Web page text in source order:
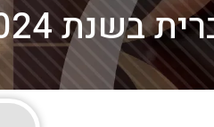
שבה